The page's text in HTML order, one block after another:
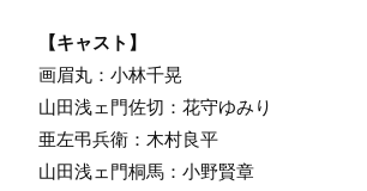
【キャスト】
画眉丸：小林千晃
山田浅ェ門佐切：花守ゆみり
亜左弔兵衛：木村良平
山田浅ェ門桐馬：小野賢章